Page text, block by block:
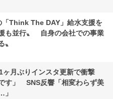
「Think The DAY」給水支援を
も並行〟 自身の会社での事業
〟
月ぶりインスタ更新で衝撃
す」 SNS反響「相変わらず美
」